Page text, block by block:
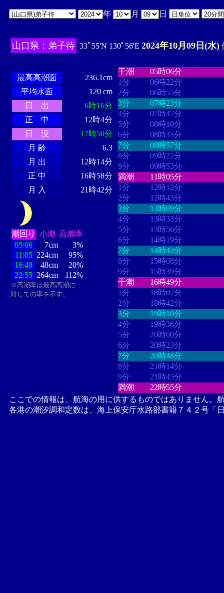
年 月 日
山口県：弟子待 33ﾟ55'N 130ﾟ56'E 2024年10月09日(水)
最高高潮面
236.1cm
平均水面
120 cm
日 出
6時16分
正 中
12時4分
日 没
17時50分
月 齢
6.3
月 出
12時14分
正 中
16時58分
月 入
21時42分
潮回り 小潮 高潮率
05:06
7cm
3%
11:05 224cm
95%
16:49
48cm
20%
22:55 264cm 112%
※高潮率は最高高潮に
対しての率を示す。
干潮
05時06分
1分
06時22分
2分
06時55分
3分
07時23分
4分
07時47分
5分
08時10分
6分
08時33分
7分
08時57分
8分
09時22分
9分
09時53分
満潮
11時05分
1分
12時12分
2分
12時43分
3分
13時09分
4分
13時33分
5分
13時56分
6分
14時19分
7分
14時42分
8分
15時08分
9分
15時39分
干潮
16時49分
1分
18時07分
2分
18時42分
3分
19時10分
4分
19時36分
5分
20時00分
6分
20時23分
7分
20時48分
8分
21時14分
9分
21時45分
満潮
22時55分
ここでの情報は、航海の用に供するものではありません。
各港の潮汐調和定数は、海上保安庁水路部書籍７４２号「